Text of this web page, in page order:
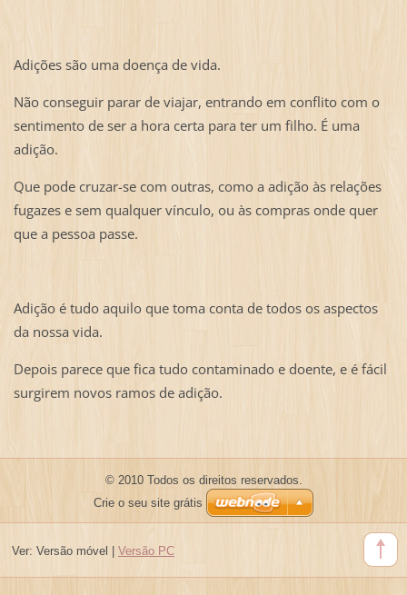
Adições são uma doença de vida.
Não conseguir parar de viajar, entrando em conflito com o
sentimento de ser a hora certa para ter um filho. É uma
adição.
Que pode cruzar-se com outras, como a adição às relações
fugazes e sem qualquer vínculo, ou às compras onde quer
que a pessoa passe.
Adição é tudo aquilo que toma conta de todos os aspectos
da nossa vida.
Depois parece que fica tudo contaminado e doente, e é fácil
surgirem novos ramos de adição.
© 2010 Todos os direitos reservados.
Crie o seu site grátis
Ver: Versão móvel Versão PC